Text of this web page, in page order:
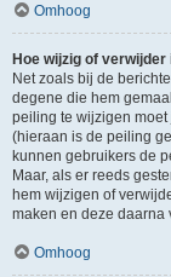
Omhoog
Hoe wijzig of
Net zoals bij de
degene die hem
peiling te wijzigen
(hieraan is de peiling
kunnen gebruikers de
Maar, als er reeds
hem wijzigen of
maken en deze daarna
Omhoog